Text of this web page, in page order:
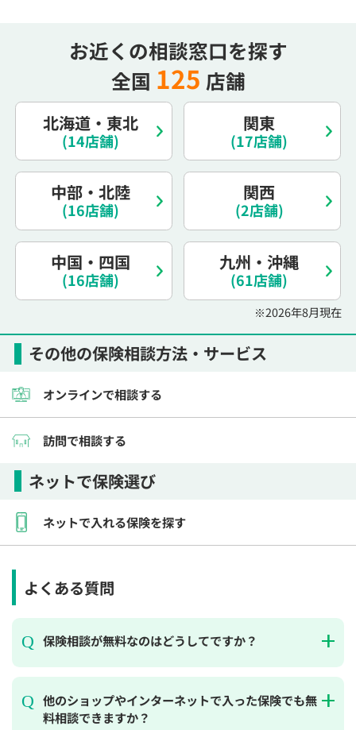
その他の保険相談方法・サービス
オンラインで相談する
訪問で相談する
ネットで保険選び
ネットで入れる保険を探す
お近くの相談窓口を探す
全国 125 店舗
北海道・東北
(14店舗)
関東
(17店舗)
中部・北陸
(16店舗)
関西
(2店舗)
中国・四国
(16店舗)
九州・沖縄
(61店舗)
※2026年8月現在
よくある質問
保険相談が無料なのはどうしてですか？
他のショップやインターネットで入った保険でも無
料相談できますか？